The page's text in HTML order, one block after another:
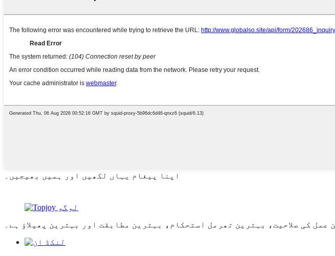
اپنا پیغام یہاں لکھیں اور ہمیں بھیجیں۔
عمل کی صلاحیت، بہترین تھرمل استحکام، بہترین مطابقت اور بہترین پھیلاؤ ہے۔